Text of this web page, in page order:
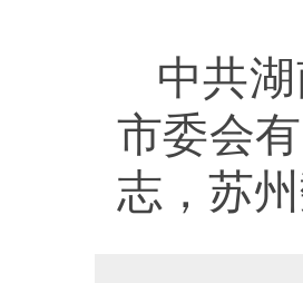
中共
市委会
志，苏